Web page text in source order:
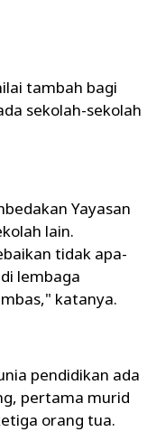
tambah bagi
sekolah-sekolah
Yayasan
lain.
tidak apa-
lembaga
katanya.
pendidikan ada
pertama murid
orang tua.